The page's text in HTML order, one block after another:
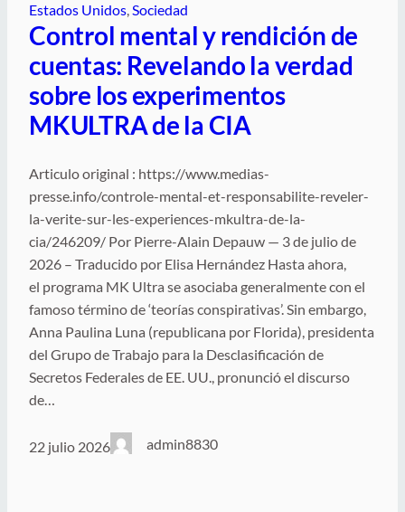
Estados Unidos, Sociedad
Control mental y rendición de
cuentas: Revelando la verdad
sobre los experimentos
MKULTRA de la CIA
Articulo original : https://www.medias-
presse.info/controle-mental-et-responsabilite-reveler-
la-verite-sur-les-experiences-mkultra-de-la-
cia/246209/ Por Pierre-Alain Depauw — 3 de julio de
2026 – Traducido por Elisa Hernández Hasta ahora,
el programa MK Ultra se asociaba generalmente con el
famoso término de ‘teorías conspirativas’. Sin embargo,
Anna Paulina Luna (republicana por Florida), presidenta
del Grupo de Trabajo para la Desclasificación de
Secretos Federales de EE. UU., pronunció el discurso
de…
22 julio 2026 admin8830